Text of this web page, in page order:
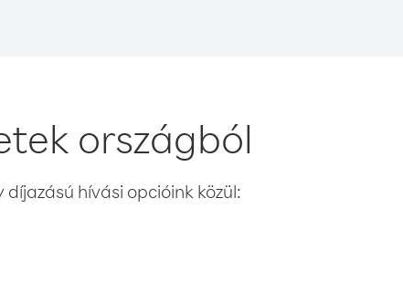
országból
hívási opcióink közül: